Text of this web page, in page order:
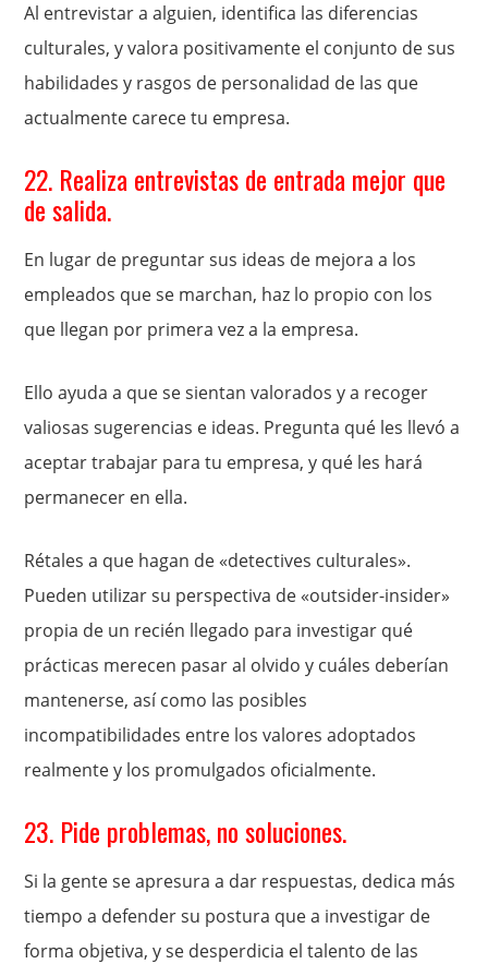
Al entrevistar a alguien, identifica las diferencias
culturales, y valora positivamente el conjunto de sus
habilidades y rasgos de personalidad de las que
actualmente carece tu empresa.
22. Realiza entrevistas de entrada mejor que
de salida.
En lugar de preguntar sus ideas de mejora a los
empleados que se marchan, haz lo propio con los
que llegan por primera vez a la empresa.
Ello ayuda a que se sientan valorados y a recoger
valiosas sugerencias e ideas. Pregunta qué les llevó a
aceptar trabajar para tu empresa, y qué les hará
permanecer en ella.
Rétales a que hagan de «detectives culturales».
Pueden utilizar su perspectiva de «outsider-insider»
propia de un recién llegado para investigar qué
prácticas merecen pasar al olvido y cuáles deberían
mantenerse, así como las posibles
incompatibilidades entre los valores adoptados
realmente y los promulgados oficialmente.
23. Pide problemas, no soluciones.
Si la gente se apresura a dar respuestas, dedica más
tiempo a defender su postura que a investigar de
forma objetiva, y se desperdicia el talento de las